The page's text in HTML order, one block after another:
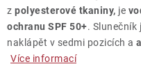
z polyesterové tkaniny, je
ochranu SPF 50+. Slunečník
naklápět v sedmi pozicích a
Více informací